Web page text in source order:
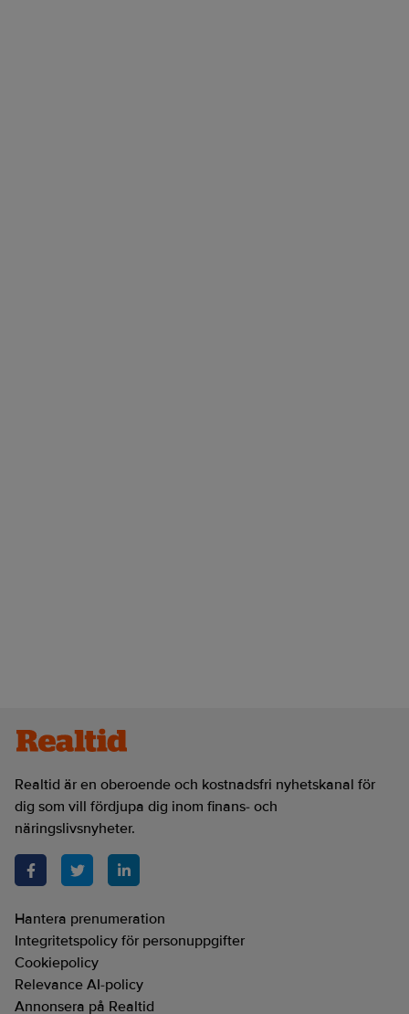
Realtid är en oberoende och kostnadsfri nyhetskanal för
dig som vill fördjupa dig inom finans- och
näringslivsnyheter.
Hantera prenumeration
Integritetspolicy för personuppgifter
Cookiepolicy
Relevance AI-policy
Annonsera på Realtid